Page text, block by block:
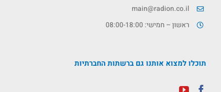
main@radion.co.il
ראשון – חמישי: 08:00-18:00
תוכלו למצוא אותנו גם ברשתות החברתיות